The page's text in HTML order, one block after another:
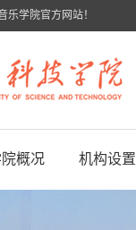
乐学院官方网站！
概况 机构设置